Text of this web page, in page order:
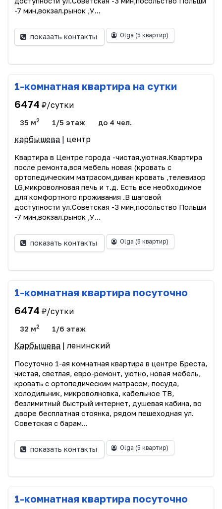
-7 мин,вокзал.рынок ,У...
показать контакты Olga (5 квартир)
1-комнатная квартира на сутки
6474 ₽/сутки
35 м2 1/5 этаж до 4 чел.
карбышева | центр
Квартира в Центре города -чистая,уютная.Квартира
после ремонта,вся мебель новая (кровать с
ортопедическим матрасом,диван кровать ,телевизор
LG,микроволновая печь и т.д. Есть все необходимое
для комфортного проживания .В шаговой
доступности ул.Советская -3 мин,посольство Польши
-7 мин,вокзал.рынок ,У...
показать контакты Olga (5 квартир)
1-комнатная квартира посуточно
6474 ₽/сутки
32 м2 1/6 этаж
Карбышева | ленинский
Посуточно 1-ая комнатная квартира в центре Бреста,
чистая, светлая, евро-ремонт, уютно, новая мебель,
кровать с ортопедическим матрасом, посуда,
холодильник, микроволновка, кабельное ТВ,
безлимитный быстрый интернет, душевая кабина, во
дворе бесплатная стоянка, рядом пешеходная ул.
Советская с барам...
показать контакты Olga (5 квартир)
1-комнатная квартира посуточно